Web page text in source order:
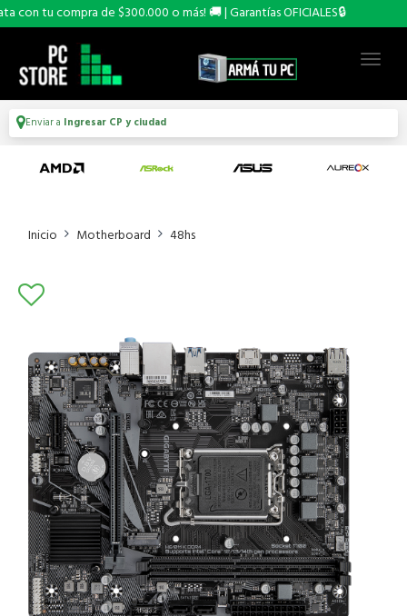
tu compra de $300.000 o más! 🚚 | Garantías OFICIALES🔒
Enviar a Ingresar CP y ciudad
Inicio Motherboard 48hs